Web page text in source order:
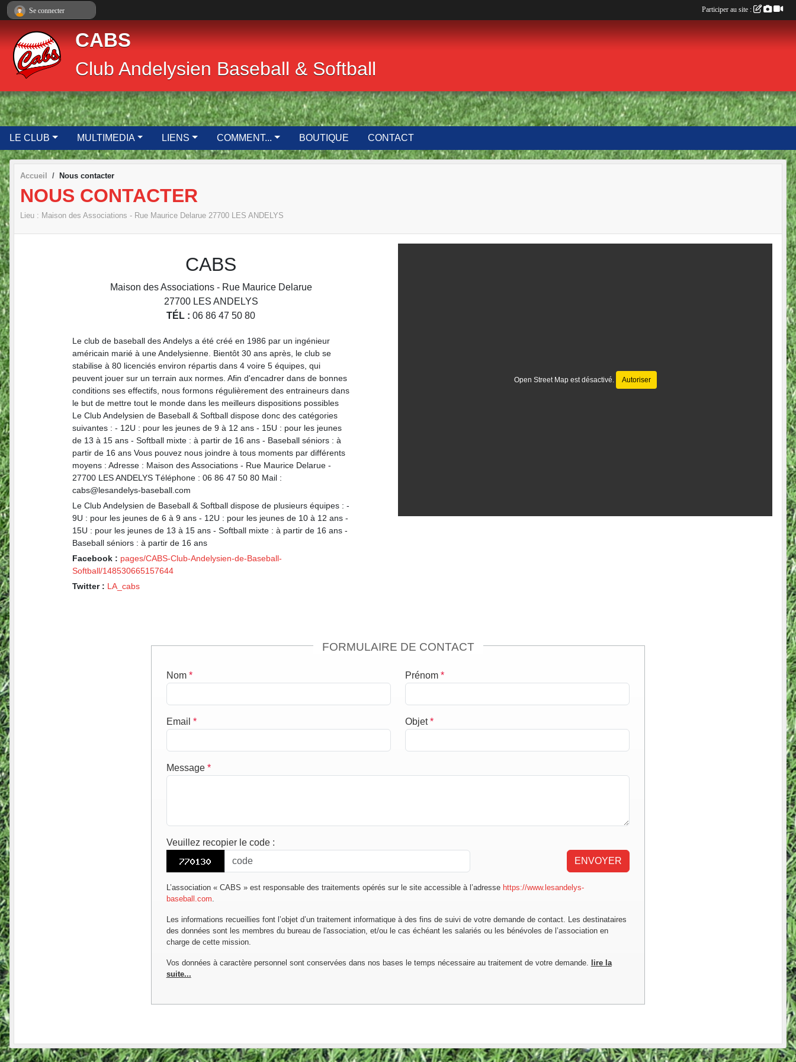
CABS
Club Andelysien Baseball & Softball
LE CLUB MULTIMEDIA LIENS COMMENT... BOUTIQUE CONTACT
Accueil Nous contacter
NOUS CONTACTER
Lieu : Maison des Associations - Rue Maurice Delarue 27700 LES ANDELYS
CABS
Maison des Associations - Rue Maurice Delarue
27700 LES ANDELYS
TÉL : 06 86 47 50 80
Le club de baseball des Andelys a été créé en 1986 par un ingénieur
américain marié à une Andelysienne. Bientôt 30 ans après, le club se
stabilise à 80 licenciés environ répartis dans 4 voire 5 équipes, qui
peuvent jouer sur un terrain aux normes. Afin d'encadrer dans de bonnes
conditions ses effectifs, nous formons régulièrement des entraineurs dans
le but de mettre tout le monde dans les meilleurs dispositions possibles
Le Club Andelysien de Baseball & Softball dispose donc des catégories
suivantes : - 12U : pour les jeunes de 9 à 12 ans - 15U : pour les jeunes
de 13 à 15 ans - Softball mixte : à partir de 16 ans - Baseball séniors : à
partir de 16 ans Vous pouvez nous joindre à tous moments par différents
moyens : Adresse : Maison des Associations - Rue Maurice Delarue -
27700 LES ANDELYS Téléphone : 06 86 47 50 80 Mail :
cabs@lesandelys-baseball.com
Le Club Andelysien de Baseball & Softball dispose de plusieurs équipes : -
9U : pour les jeunes de 6 à 9 ans - 12U : pour les jeunes de 10 à 12 ans -
15U : pour les jeunes de 13 à 15 ans - Softball mixte : à partir de 16 ans -
Baseball séniors : à partir de 16 ans
Facebook : pages/CABS-Club-Andelysien-de-Baseball-
Softball/148530665157644
Twitter : LA_cabs
Open Street Map est désactivé. Autoriser
FORMULAIRE DE CONTACT
Nom * Prénom *
Email * Objet*
Message *
Veuillez recopier le code :
ENVOYER
L’association « CABS » est responsable des traitements opérés sur le site accessible à l’adresse https://www.lesandelys-
baseball.com
Les informations recueillies font l’objet d’un traitement informatique à des fins de suivi de votre demande de contact. Les destinataires
des données sont les membres du bureau de l'association, et/ou le cas échéant les salariés ou les bénévoles de l’association en
charge de cette mission.
Vos données à caractère personnel sont conservées dans nos bases le temps nécessaire au traitement de votre demande. lire la
suite...
Se connecter Participer au site :
Panneau de gestion des cookies